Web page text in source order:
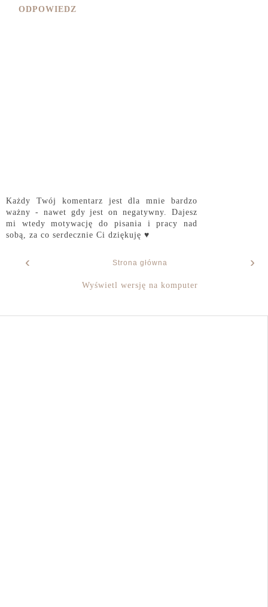
ODPOWIEDZ
Każdy Twój komentarz jest dla mnie bardzo
ważny - nawet gdy jest on negatywny. Dajesz
mi wtedy motywację do pisania i pracy nad
sobą, za co serdecznie Ci dziękuję ♥
‹ ›
Strona główna
Wyświetl wersję na komputer